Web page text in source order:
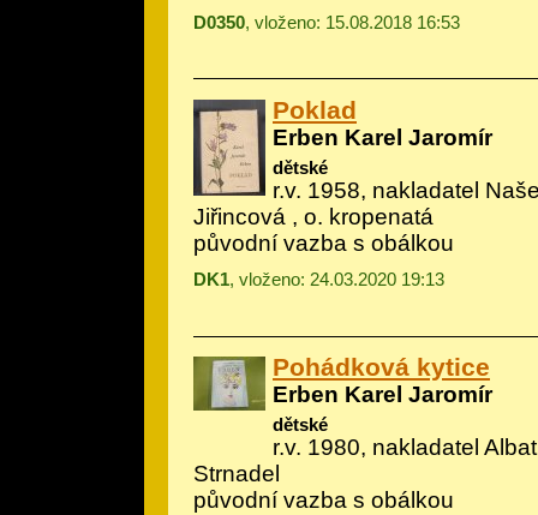
D0350, vloženo: 15.08.2018 16:53
Poklad
Erben Karel Jaromír
dětské
r.v. 1958, nakladatel
Jiřincová , o. kropenatá
původní vazba s obálkou
DK1, vloženo: 24.03.2020 19:13
Pohádková kytice
Erben Karel Jaromír
dětské
r.v. 1980, nakladatel
Strnadel
původní vazba s obálkou